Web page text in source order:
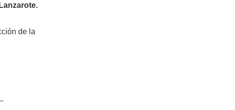
de la